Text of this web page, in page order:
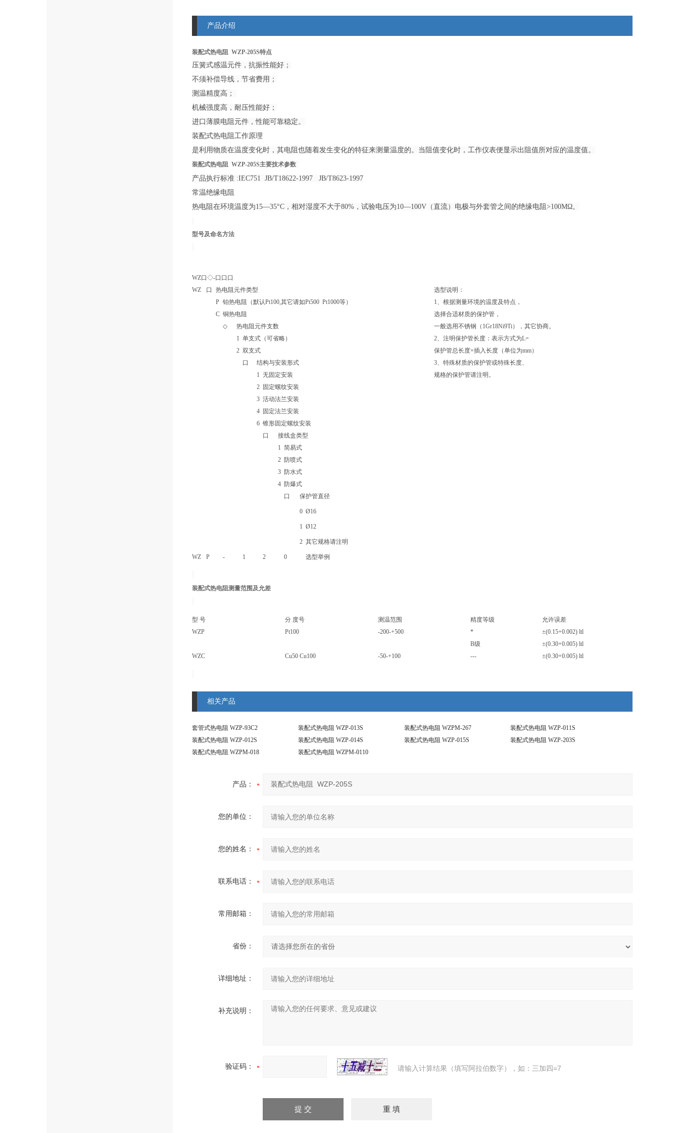
产品介绍
装配式热电阻 WZP-205S​特点
压簧式感温元件，抗振性能好；
不须补偿导线，节省费用；
测温精度高；
机械强度高，耐压性能好；
进口薄膜电阻元件，性能可靠稳定。
装配式热电阻工作原理
是利用物质在温度变化时，其电阻也随着发生变化的特征来测量温度的。当阻值变化时，工作仪表便显示出阻值所对应的温度值。
装配式热电阻 WZP-205S​主要技术参数
产品执行标准 :IEC751 JB/T18622-1997 JB/T8623-1997
常温绝缘电阻
热电阻在环境温度为15—35°C，相对湿度不大于80%，试验电压为10—100V（直流）电极与外套管之间的绝缘电阻>100MΩ。
型号及命名方法
WZ口◇-口口口
WZ
口 热电阻元件类型
选型说明：
1、根据测量环境的温度及特点，
选择合适材质的保护管，
一般选用不锈钢（1Gr18Ni9Ti），其它协商。
2、注明保护管长度：表示方式为L=
保护管总长度×插入长度（单位为mm）
3、特殊材质的保护管或特殊长度、
规格的保护管请注明。
P 铂热电阻（默认Pt100,其它请如Pt500 Pt1000等）
C 铜热电阻
◇
热电阻元件支数
1 单支式（可省略）
2 双支式
口
结构与安装形式
1 无固定安装
2 固定螺纹安装
3 活动法兰安装
4 固定法兰安装
6 锥形固定螺纹安装
口
接线盒类型
1 简易式
2 防喷式
3 防水式
4 防爆式
口
保护管直径
0 Ø16
1 Ø12
2 其它规格请注明
WZ P - 1 2 0 选型举例
装配式热电阻测量范围及允差
型 号 分 度号 测温范围 精度等级
允许误差
WZP
Pt100 -200-+500 *
±(0.15+0.002) ltl
B级
±(0.30+0.005) ltl
WZC
Cu50 Cu100 -50-+100 --- ±(0.30+0.005) ltl
相关产品
套管式热电阻 WZP-93C2 装配式热电阻 WZP-013S 装配式热电阻 WZPM-267
装配式热电阻 WZP-011S
装配式热电阻 WZP-012S
装配式热电阻 WZP-014S 装配式热电阻 WZP-015S
装配式热电阻 WZP-203S
装配式热电阻 WZPM-018
装配式热电阻 WZPM-0110
产品：
您的单位：
您的姓名：
联系电话：
常用邮箱：
省份：
详细地址：
补充说明：
验证码： 请输入计算结果（填写阿拉伯数字），如：三加四=7